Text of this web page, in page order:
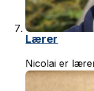
Lærer
Nicolai er